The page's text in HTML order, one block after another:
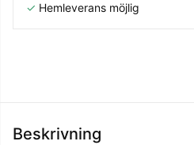
✓ Hemleverans möjlig
Beskrivning